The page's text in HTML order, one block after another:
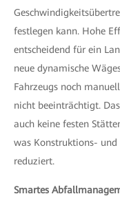
festlegen kann. Hohe
entscheidend für ein
neue dynamische
Fahrzeugs noch
nicht beeinträchtigt.
auch keine festen
was Konstruktions-
reduziert.
Smartes